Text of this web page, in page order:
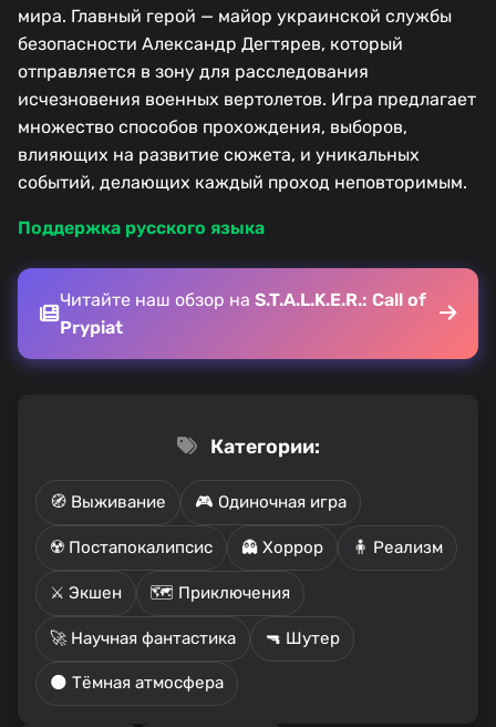
мира. Главный герой — майор украинской службы
безопасности Александр Дегтярев, который
отправляется в зону для расследования
исчезновения военных вертолетов. Игра предлагает
множество способов прохождения, выборов,
влияющих на развитие сюжета, и уникальных
событий, делающих каждый проход неповторимым.
Поддержка русского языка
Читайте наш обзор на S.T.A.L.K.E.R.: Call of
Prypiat
Категории:
🧭 Выживание 🎮 Одиночная игра
☢️ Постапокалипсис 👻 Хоррор 🧍 Реализм
⚔️ Экшен 🗺️ Приключения
🚀 Научная фантастика 🔫 Шутер
🌑 Тёмная атмосфера